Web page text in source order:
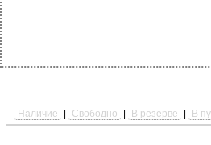
Наличие Свободно В резерве В